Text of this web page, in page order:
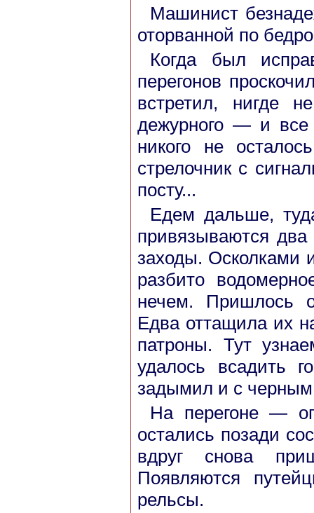
Машинист
оторванной по
Когда был
перегонов
встретил, нигде
дежурного — и
никого не
стрелочник с
посту...
Едем дальше,
привязываются два
заходы. Осколками
разбито
нечем. Пришлось
Едва оттащила их
патроны. Тут
удалось всадить
задымил и с
На перегоне —
остались позади
вдруг снова
Появляются
рельсы.